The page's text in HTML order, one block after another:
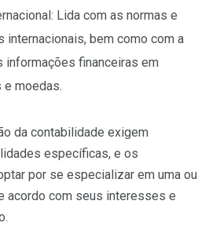
Lida com as normas e
internacionais, bem como com a
informações financeiras em
moedas.
da contabilidade exigem
específicas, e os
por se especializar em uma ou
acordo com seus interesses e